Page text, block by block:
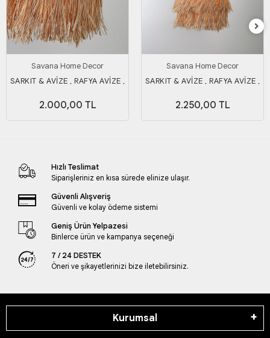
Savana Home Decor
SARKIT & AVİZE , RAFYA AVİZE ,
2.000,00 TL
Savana Home Decor
SARKIT & AVİZE , RAFYA AVİZE ,
2.250,00 TL
Hızlı Teslimat
Siparişleriniz en kısa sürede elinize ulaşır.
Güvenli Alışveriş
Güvenli ve kolay ödeme sistemi
Geniş Ürün Yelpazesi
Binlerce ürün ve kampanya seçeneği
7 / 24 DESTEK
Öneri ve şikayetlerinizi bize iletebilirsiniz.
Kurumsal